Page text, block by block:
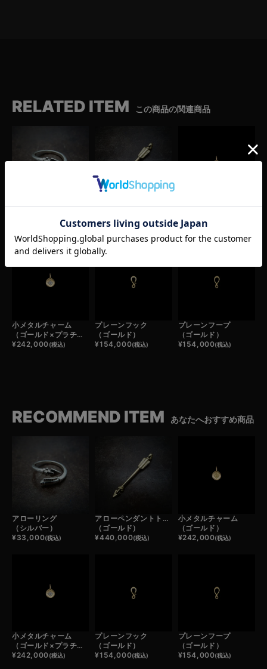
RELATED ITEM この商品の関連商品
アローリング
(税込)
アローペンダントトップ
¥440,000(税込)
小メタルチャーム
¥242,000
小メタルチャーム
（ゴールド×プラチナ）
¥242,000(税込)
プレーンフック
（ゴールド）
¥154,000(税込)
プレーンフープ
（ゴールド）
¥154,000(税込)
RECOMMEND ITEM あなたへおすすめ商品
アローリング
（シルバー）
¥33,000(税込)
アローペンダントトップ
（ゴールド）
¥440,000(税込)
小メタルチャーム
（ゴールド）
¥242,000(税込)
小メタルチャーム
（ゴールド×プラチナ）
¥242,000(税込)
プレーンフック
（ゴールド）
¥154,000(税込)
プレーンフープ
（ゴールド）
¥154,000(税込)